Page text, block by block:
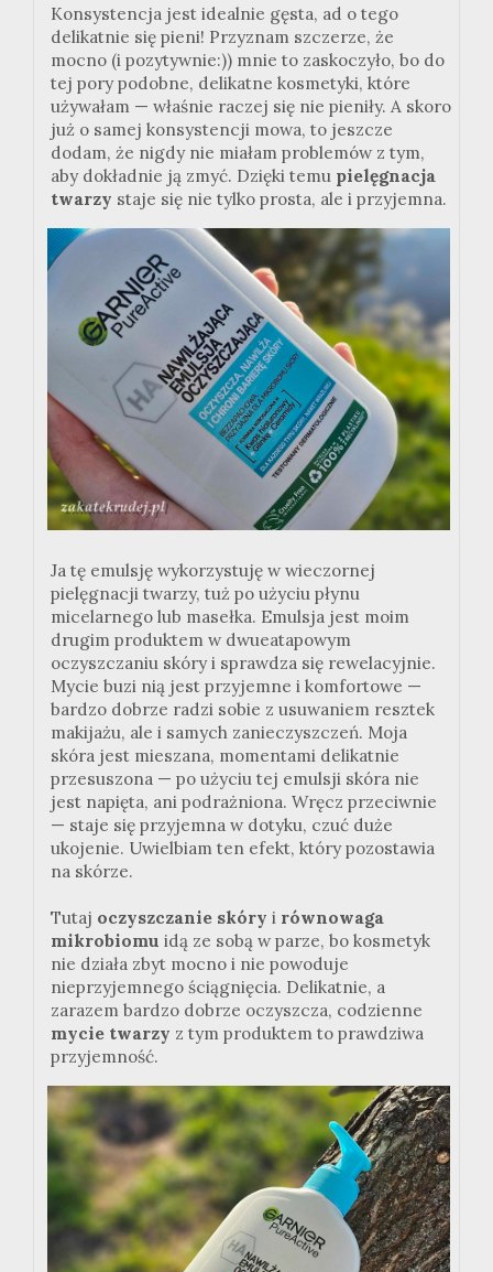
Konsystencja jest idealnie gęsta, ad o tego
delikatnie się pieni! Przyznam szczerze, że
mocno (i pozytywnie:)) mnie to zaskoczyło, bo do
tej pory podobne, delikatne kosmetyki, które
używałam — właśnie raczej się nie pieniły. A skoro
już o samej konsystencji mowa, to jeszcze
dodam, że nigdy nie miałam problemów z tym,
aby dokładnie ją zmyć. Dzięki temu pielęgnacja
twarzy staje się nie tylko prosta, ale i przyjemna.
Ja tę emulsję wykorzystuję w wieczornej
pielęgnacji twarzy, tuż po użyciu płynu
micelarnego lub masełka. Emulsja jest moim
drugim produktem w dwueatapowym
oczyszczaniu skóry i sprawdza się rewelacyjnie.
Mycie buzi nią jest przyjemne i komfortowe —
bardzo dobrze radzi sobie z usuwaniem resztek
makijażu, ale i samych zanieczyszczeń. Moja
skóra jest mieszana, momentami delikatnie
przesuszona — po użyciu tej emulsji skóra nie
jest napięta, ani podrażniona. Wręcz przeciwnie
— staje się przyjemna w dotyku, czuć duże
ukojenie. Uwielbiam ten efekt, który pozostawia
na skórze.
Tutaj oczyszczanie skóry i równowaga
mikrobiomu idą ze sobą w parze, bo kosmetyk
nie działa zbyt mocno i nie powoduje
nieprzyjemnego ściągnięcia. Delikatnie, a
zarazem bardzo dobrze oczyszcza, codzienne
mycie twarzy z tym produktem to prawdziwa
przyjemność.